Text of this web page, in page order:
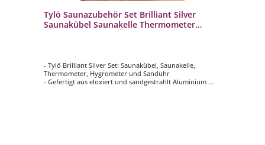
Tylö Saunazubehör Set Brilliant Silver
Saunakübel Saunakelle Thermometer
- Tylö Brilliant Silver Set: Saunakübel, Saunakelle,
Thermometer, Hygrometer und Sanduhr
- Gefertigt aus eloxiert und sandgestrahlt Aluminium